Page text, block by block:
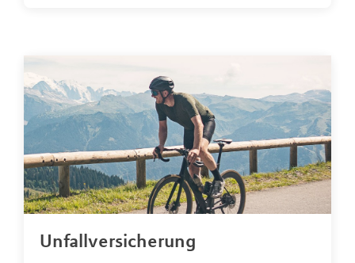
Unfallversicherung